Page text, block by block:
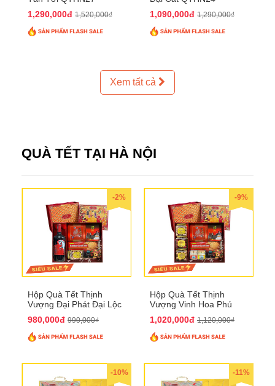
1,290,000đ 1,520,000₫
1,090,000đ 1,290,000₫
Xem tất cả
QUÀ TẾT TẠI HÀ NỘI
-2%
Hộp Quà Tết Thịnh
Vượng Đại Phát Đại Lộc
980,000đ 990,000₫
-9%
Hộp Quà Tết Thịnh
Vượng Vinh Hoa Phú
1,020,000đ 1,120,000₫
-10% -11%